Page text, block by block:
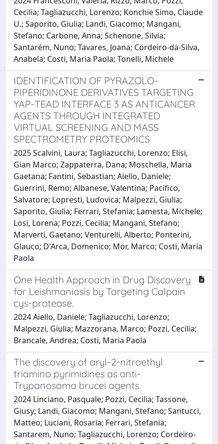
Cecilia; Tagliazucchi, Lorenzo; Konchie Simo, Claude
U.; Saporito, Giulia; Landi, Giacomo; Mangani,
Stefano; Carbone, Anna; Schenone, Silvia;
Santarém, Nuno; Tavares, Joana; Cordeiro-da-Silva,
Anabela; Costi, Maria Paola; Tonelli, Michele
IDENTIFICATION OF PYRAZOLO-
PIPERIDINONE DERIVATIVES TARGETING
YAP-TEAD INTERFACE 3 AS ANTICANCER
AGENTS THROUGH INTEGRATED
VIRTUAL SCREENING AND MASS
SPECTROMETRY PROTEOMICS
2025 Scalvini, Laura; Tagliazucchi, Lorenzo; Elisi,
Gian Marco; Zappaterra, Dana; Moschella, Maria
Gaetana; Fantini, Sebastian; Aiello, Daniele;
Guerrini, Remo; Albanese, Valentina; Pacifico,
Salvatore; Lopresti, Ludovica; Malpezzi, Giulia;
Saporito, Giulia; Ferrari, Stefania; Lamesta, Michele;
Losi, Lorena; Pozzi, Cecilia; Mangani, Stefano;
Marverti, Gaetano; Venturelli, Alberto; Ponterini,
Glauco; D'Arca, Domenico; Mor, Marco; Costi, Maria
Paola
One Health Approach in Drug Discovery
for Leishmaniasis by Targeting Calpain
cys-protease.
2024 Aiello, Daniele; Tagliazucchi, Lorenzo;
Malpezzi, Giulia; Mazzorana, Marco; Pozzi, Cecilia;
Brancale, Andrea; Costi, Maria Paola
The discovery of aryl-2-nitroethyl
triamino pyrimidines as anti-
Trypanosoma brucei agents
2024 Linciano, Pasquale; Pozzi, Cecilia; Tassone,
Giusy; Landi, Giacomo; Mangani, Stefano; Santucci,
Matteo; Luciani, Rosaria; Ferrari, Stefania;
Santarem, Nuno; Tagliazucchi, Lorenzo; Cordeiro-